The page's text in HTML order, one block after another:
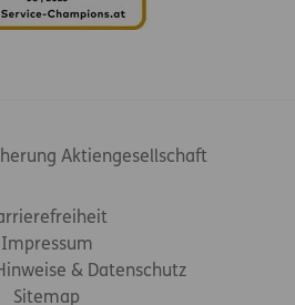
Aktiengesellschaft
Impressum
& Datenschutz
Sitemap